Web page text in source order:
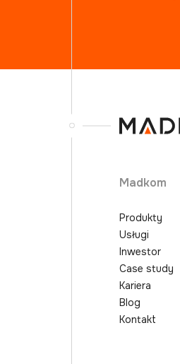
Madkom
Produkty
Usługi
Inwestor
Case study
Kariera
Blog
Kontakt